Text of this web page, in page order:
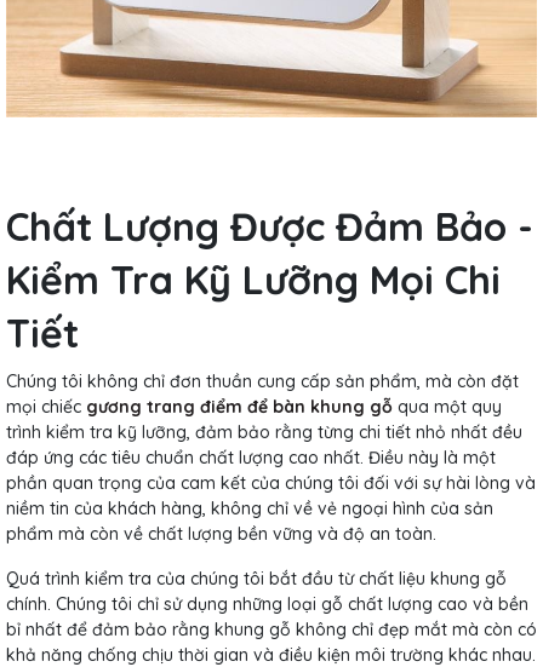
Chất Lượng Được Đảm Bảo -
Kiểm Tra Kỹ Lưỡng Mọi Chi
Tiết
Chúng tôi không chỉ đơn thuần cung cấp sản phẩm, mà còn đặt
mọi chiếc gương trang điểm để bàn khung gỗ qua một quy
trình kiểm tra kỹ lưỡng, đảm bảo rằng từng chi tiết nhỏ nhất đều
đáp ứng các tiêu chuẩn chất lượng cao nhất. Điều này là một
phần quan trọng của cam kết của chúng tôi đối với sự hài lòng và
niềm tin của khách hàng, không chỉ về vẻ ngoại hình của sản
phẩm mà còn về chất lượng bền vững và độ an toàn.
Quá trình kiểm tra của chúng tôi bắt đầu từ chất liệu khung gỗ
chính. Chúng tôi chỉ sử dụng những loại gỗ chất lượng cao và bền
bỉ nhất để đảm bảo rằng khung gỗ không chỉ đẹp mắt mà còn có
khả năng chống chịu thời gian và điều kiện môi trường khác nhau.